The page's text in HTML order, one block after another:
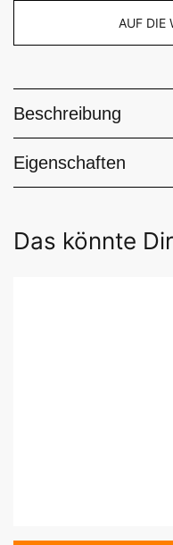
AUF DIE
Beschreibung
Eigenschaften
Das könnte